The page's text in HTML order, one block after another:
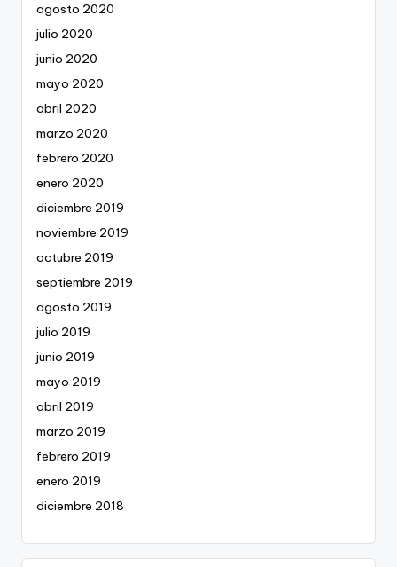
agosto 2020
julio 2020
junio 2020
mayo 2020
abril 2020
marzo 2020
febrero 2020
enero 2020
diciembre 2019
noviembre 2019
octubre 2019
septiembre 2019
agosto 2019
julio 2019
junio 2019
mayo 2019
abril 2019
marzo 2019
febrero 2019
enero 2019
diciembre 2018